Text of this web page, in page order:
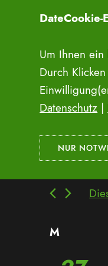
Erlebnisse
und
Bitte
Suche
M
Um Ihnen
Durch
Datenschutz |